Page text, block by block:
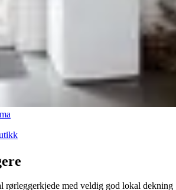
rørleggerkjede med veldig god lokal dekning